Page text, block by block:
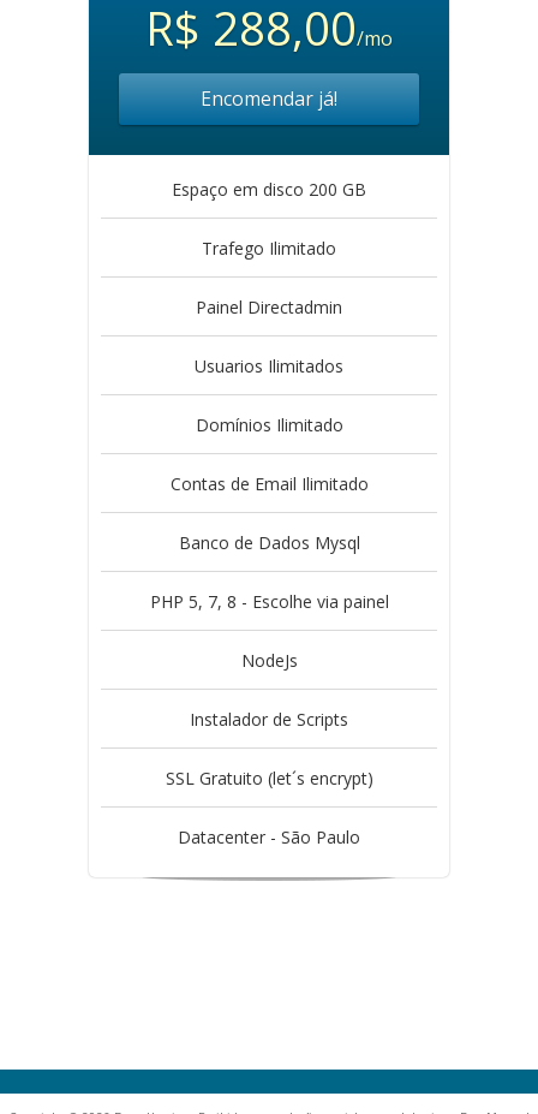
R$ 288,00/mo
Encomendar já!
Espaço em disco 200 GB
Trafego Ilimitado
Painel Directadmin
Usuarios Ilimitados
Domínios Ilimitado
Contas de Email Ilimitado
Banco de Dados Mysql
PHP 5, 7, 8 - Escolhe via painel
NodeJs
Instalador de Scripts
SSL Gratuito (let´s encrypt)
Datacenter - São Paulo